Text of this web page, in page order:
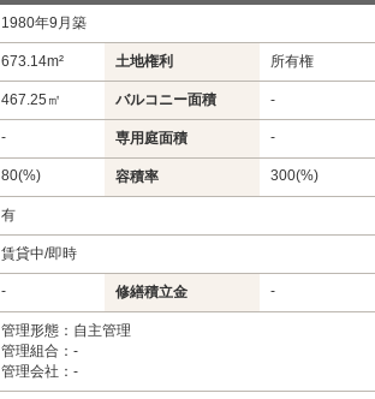
1980年9月築
673.14m² 土地権利 所有権
467.25㎡ バルコニー面積 -
- 専用庭面積 -
80(%) 容積率 300(%)
有
賃貸中/即時
- 修繕積立金 -
管理形態：自主管理
管理組合：-
管理会社：-